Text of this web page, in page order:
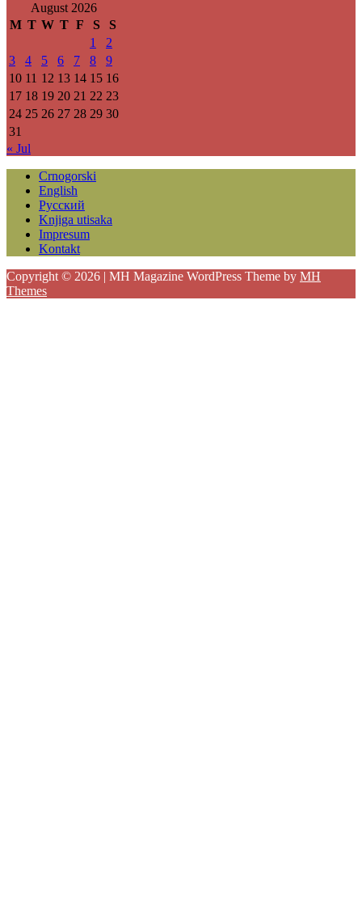
August 2026
M T W T F S
S
1
2
3
4 5 6 7 8
9
10 11 12 13 14 15 16
17 18 19 20 21 22 23
24 25 26 27 28 29 30
31
« Jul
Crnogorski
English
Русский
Knjiga utisaka
Impresum
Kontakt
Copyright © 2026 | MH Magazine WordPress Theme by MH
Themes